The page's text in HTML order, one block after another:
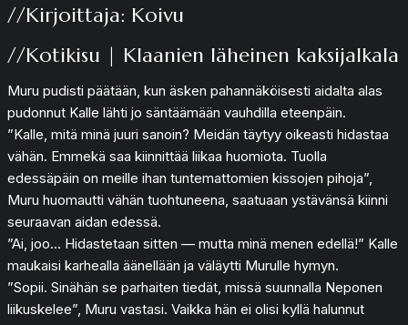
//Kirjoittaja: Koivu
//Kotikisu | Klaanien läheinen kaksijalkala
Muru pudisti päätään, kun äsken pahannäköisesti aidalta alas
pudonnut Kalle lähti jo säntäämään vauhdilla eteenpäin.
”Kalle, mitä minä juuri sanoin? Meidän täytyy oikeasti hidastaa
vähän. Emmekä saa kiinnittää liikaa huomiota. Tuolla
edessäpäin on meille ihan tuntemattomien kissojen pihoja”,
Muru huomautti vähän tuohtuneena, saatuaan ystävänsä kiinni
seuraavan aidan edessä.
”Ai, joo… Hidastetaan sitten — mutta minä menen edellä!” Kalle
maukaisi karhealla äänellään ja väläytti Murulle hymyn.
”Sopii. Sinähän se parhaiten tiedät, missä suunnalla Neponen
liikuskelee”, Muru vastasi. Vaikka hän ei olisi kyllä halunnut